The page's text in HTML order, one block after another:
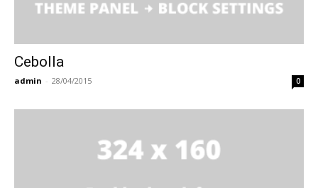
Cebolla
admin - 28/04/2015 0